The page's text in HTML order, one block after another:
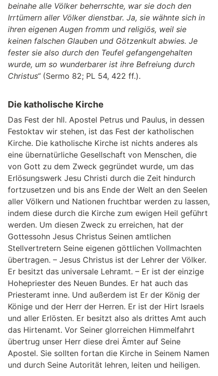
beinahe alle Völker beherrschte, war sie doch den
Irrtümern aller Völker dienstbar. Ja, sie wähnte sich in
ihren eigenen Augen fromm und religiös, weil sie
keinen falschen Glauben und Götzenkult abwies. Je
fester sie also durch den Teufel gefangengehalten
wurde, um so wunderbarer ist ihre Befreiung durch
Christus“(Sermo 82; PL 54, 422 ff.).
Die katholische Kirche
Das Fest der hll. Apostel Petrus und Paulus, in dessen
Festoktav wir stehen, ist das Fest der katholischen
Kirche. Die katholische Kirche ist nichts anderes als
eine übernatürliche Gesellschaft von Menschen, die
von Gott zu dem Zweck gegründet wurde, um das
Erlösungswerk Jesu Christi durch die Zeit hindurch
fortzusetzen und bis ans Ende der Welt an den Seelen
aller Völkern und Nationen fruchtbar werden zu lassen,
indem diese durch die Kirche zum ewigen Heil geführt
werden. Um diesen Zweck zu erreichen, hat der
Gottessohn Jesus Christus Seinen amtlichen
Stellvertretern Seine eigenen göttlichen Vollmachten
übertragen. – Jesus Christus ist der Lehrer der Völker.
Er besitzt das universale Lehramt. – Er ist der einzige
Hohepriester des Neuen Bundes. Er hat auch das
Priesteramt inne. Und außerdem ist Er der König der
Könige und der Herr der Herren. Er ist der Hirt Israels
und aller Erlösten. Er besitzt also als drittes Amt auch
das Hirtenamt. Vor Seiner glorreichen Himmelfahrt
übertrug unser Herr diese drei Ämter auf Seine
Apostel. Sie sollten fortan die Kirche in Seinem Namen
und durch Seine Autorität lehren, leiten und heiligen.